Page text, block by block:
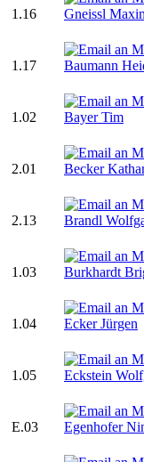
1.16
1.17
1.02
2.01
2.13
1.03
1.04
1.05
E.03